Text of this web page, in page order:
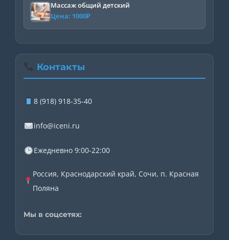
Массаж общий детский
Цена: 1000₽
Контакты
8 (918) 918-35-40
info@iceni.ru
Ежедневно 9:00-22:00
Россия, Краснодарский край, Сочи, п. Красная
Поляна
Мы в соцсетях: